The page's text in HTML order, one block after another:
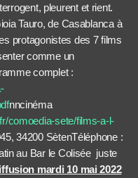
pleurent et rient.
Tauro, de Casablanca à
protagonistes des 7 films
comme un
complet :
nncinéma
comoedia-sete/films-a-l-
34200 SètenTéléphone :
au Bar le Colisée juste
mardi 10 mai 2022